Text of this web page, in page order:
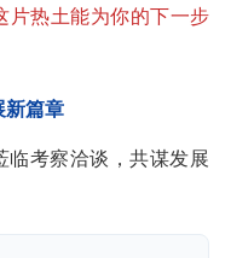
片热土能为你的下一步
新篇章
临考察洽谈，共谋发展